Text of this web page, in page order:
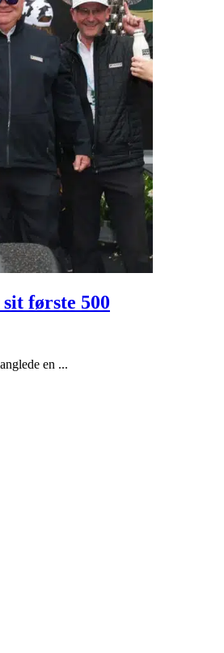
første 500
en ...